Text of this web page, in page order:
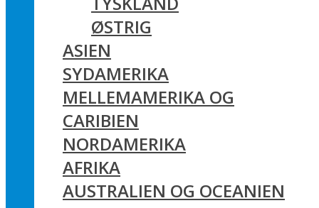
ØSTRIG
ASIEN
SYDAMERIKA
MELLEMAMERIKA OG
CARIBIEN
NORDAMERIKA
AFRIKA
AUSTRALIEN OG OCEANIEN